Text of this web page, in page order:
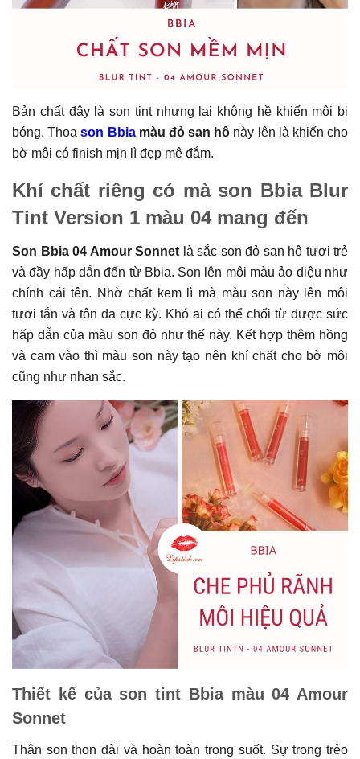
Bản chất đây là son tint nhưng lại không hề khiến môi bị
bóng. Thoa son Bbiamàu đỏ san hô này lên là khiến cho
bờ môi có finish mịn lì đẹp mê đắm.
Khí chất riêng có mà son Bbia Blur
Tint Version 1 màu 04 mang đến
Son Bbia 04 Amour Sonnet là sắc son đỏ san hô tươi trẻ
và đầy hấp dẫn đến từ Bbia. Son lên môi màu ảo diệu như
chính cái tên. Nhờ chất kem lì mà màu son này lên môi
tươi tắn và tôn da cực kỳ. Khó ai có thể chối từ được sức
hấp dẫn của màu son đỏ như thế này. Kết hợp thêm hồng
và cam vào thì màu son này tạo nên khí chất cho bờ môi
cũng như nhan sắc.
Thiết kế của son tint Bbia màu 04 Amour
Sonnet
Thân son thon dài và hoàn toàn trong suốt. Sự trong trẻo